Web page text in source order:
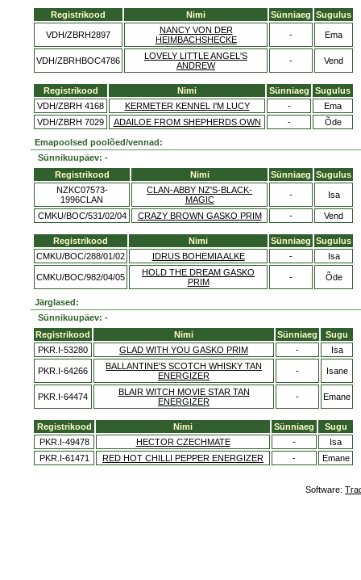
Registrikood Nimi Sünniaeg Sugulus
VDH/ZBRH2897
NANCY VON DER
HEIMBACHSHECKE
- Ema
VDH/ZBRHBOC4786
LOVELY LITTLE ANGEL'S
ANDREW
- Vend
Registrikood Nimi Sünniaeg
Sugulus
VDH/ZBRH 4168
KERMETER KENNEL I'M LUCY -
Ema
VDH/ZBRH 7029
ADAILOE FROM SHEPHERDS OWN - Õde
Emapoolsed poolõed/vennad:
Sünnikuupäev: -
Registrikood
Nimi Sünniaeg Sugulus
NZKC07573-
1996CLAN
CLAN-ABBY NZ'S-BLACK-
MAGIC
- Isa
CMKU/BOC/531/02/04 CRAZY BROWN GASKO PRIM - Vend
Registrikood Nimi Sünniaeg Sugulus
CMKU/BOC/288/01/02
IDRUS BOHEMIA ALKE - Isa
CMKU/BOC/982/04/05
HOLD THE DREAM GASKO
PRIM
- Õde
Järglased:
Sünnikuupäev: -
Registrikood
Nimi Sünniaeg
Sugu
PKR.I-53280
GLAD WITH YOU GASKO PRIM - Isa
PKR.I-64266
BALLANTINE'S SCOTCH WHISKY TAN
ENERGIZER
- Isane
PKR.I-64474
BLAIR WITCH MOVIE STAR TAN
ENERGIZER
- Emane
Registrikood Nimi Sünniaeg
Sugu
PKR.I-49478
HECTOR CZECHMATE -
Isa
PKR.I-61471
RED HOT CHILLI PEPPER ENERGIZER - Emane
Software: